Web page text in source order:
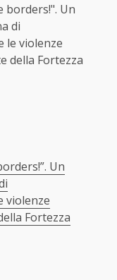
borders!". Un
di
le violenze
della Fortezza
Un
violenze
Fortezza